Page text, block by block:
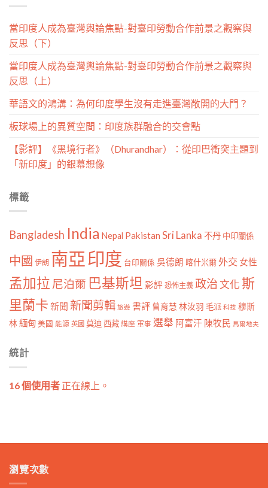
當印度人成為臺灣輿論焦點-對臺印勞動合作前景之觀察與
反思（下）
當印度人成為臺灣輿論焦點-對臺印勞動合作前景之觀察與
反思（上）
華語文的鴻溝：為何印度學生沒有走進臺灣敞開的大門？
板球場上的異質空間：印度族群融合的交會點
【影評】《黑境行者》（Dhurandhar）：從印巴衝突主題到
「新印度」的銀幕想像
標籤
Bangladesh India Nepal Pakistan Sri Lanka 不丹 中印關係
中國 伊朗 南亞印度 台印關係 吳德朗 喀什米爾外交 女性
孟加拉 尼泊爾 巴基斯坦 影評 恐怖主義 政治文化斯
里蘭卡 新聞 新聞剪輯 旅遊 書評 曾育慧 林汝羽 毛派 科技 穆斯
林 緬甸 美國 能源 英國 莫迪 西藏 講座 軍事 選舉 阿富汗 陳牧民 馬爾地夫
統計
16 個使用者 正在線上。
瀏覽次數